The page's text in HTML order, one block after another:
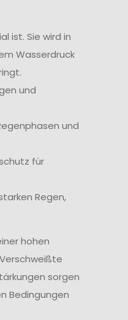
ist. Sie wird in
Wasserdruck
und
und
für
Regen,
hohen
sorgen
Bedingungen